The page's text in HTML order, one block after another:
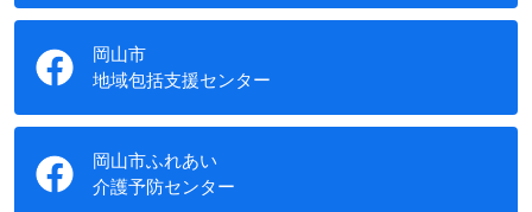
岡山市
地域包括支援センター
岡山市ふれあい
介護予防センター